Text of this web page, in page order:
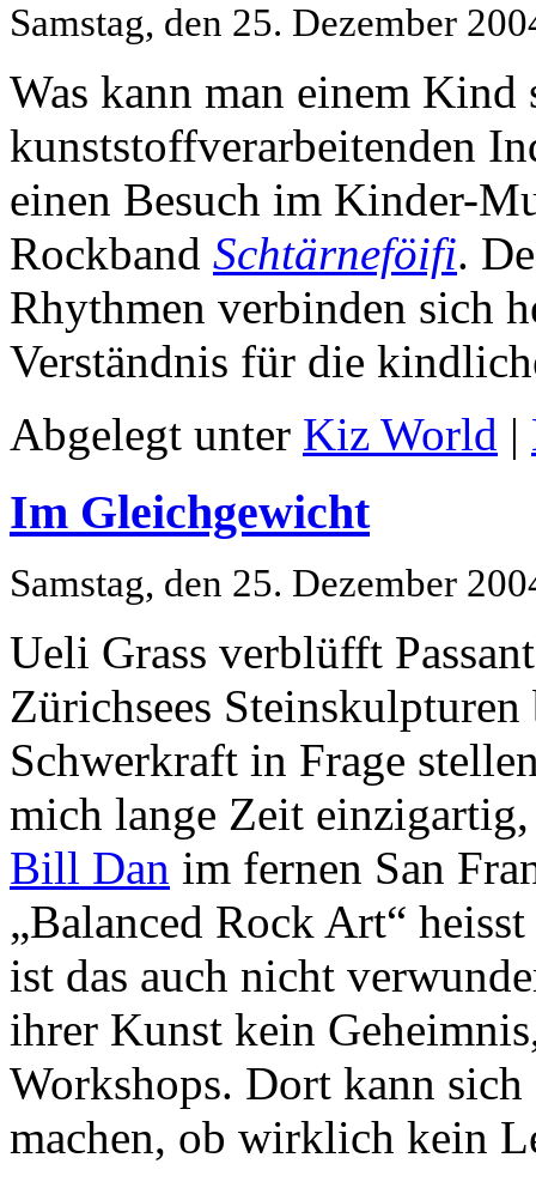
Samstag, den 25. Dezember
Was kann man einem Kind
kunststoffverarbeitenden
einen Besuch im Kinder-
Rockband Schtärneföifi.
Rhythmen verbinden sich
Verständnis für die
Abgelegt unter Kiz World |
Im Gleichgewicht
Samstag, den 25. Dezember
Ueli Grass verblüfft
Zürichsees
Schwerkraft in Frage
mich lange Zeit
Bill Dan im fernen San
„Balanced Rock Art“
ist das auch nicht
ihrer Kunst kein
Workshops. Dort kann
machen, ob wirklich kein